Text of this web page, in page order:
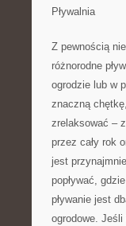
Pływalnia
Z pewnością
różnorodne
ogrodzie lub w
znaczną
zrelaksować –
przez cały rok
jest
popływać,
pływanie jest
ogrodowe.